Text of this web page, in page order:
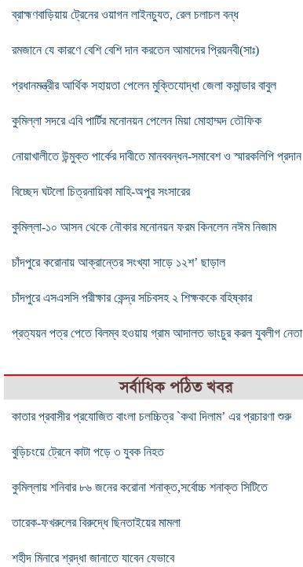
ব্রাহ্মণবাড়িয়ায় ট্রেনের ওয়াগন লাইনচ্যুত, রেল চলাচল বন্ধ
রমজানে যে কারণে বেশি বেশি দান করতেন আমাদের প্রিয়নবী(সাঃ)
প্রধানমন্ত্রীর আর্থিক সহায়তা পেলেন মুক্তিযোদ্ধা জেলা কমান্ডার বাবুল
কুমিল্লা সদরে এবি পার্টির মনোনয়ন পেলেন মিয়া মোহাম্মদ তৌফিক
নোয়াখালীতে উন্মুক্ত পার্কের দাবীতে মানববন্ধন-সমাবেশ ও স্মারকলিপি প্রদান
বিচ্ছেদ ঘটলো চিত্রনায়িকা মাহি-অপুর সংসারের
কুমিল্লা-১০ আসন থেকে নৌকার মনোনয়ন ফরম কিনলেন নঈম নিজাম
চাঁদপুরে করোনায় আক্রান্তের সংখ্যা সাড়ে ১২শ’ ছাড়াল
চাঁদপুরে এসএসসি পরীক্ষার কেন্দ্র সচিবসহ ২ শিক্ষককে বহিষ্কার
প্রত্যয়ন পত্র পেতে বিলম্ব হওয়ায় গ্রাম আদালত ভাংচুর করল যুবলীগ নেতা
সর্বাধিক পঠিত খবর
কাতার প্রবাসীর প্রযোজিত বাংলা চলচ্চিত্র `কথা দিলাম’ এর প্রচারণা শুরু
বুড়িচংয়ে ট্রেনে কাটা পড়ে ৩ যুবক নিহত
কুমিল্লায় শনিবার ৮৬ জনের করোনা শনাক্ত,সর্বোচ্চ শনাক্ত সিটিতে
তারেক-ফখরুলের বিরুদ্ধে ছিনতাইয়ের মামলা
শহীদ মিনারে শ্রদ্ধা জানাতে যাবেন যেভাবে